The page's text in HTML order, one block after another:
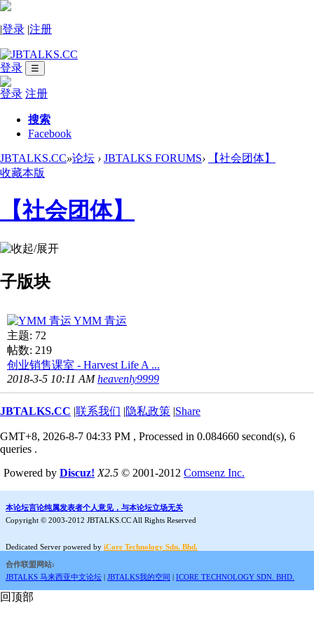
|登录 |注册
登录 ☰
登录 注册
搜索
Facebook
JBTALKS.CC»论坛 › JBTALKS FORUMS›
【社会团体】
收藏本版
【社会团体】
子版块
YMM 青运
主题: 72
帖数: 219
创业销售课室 - Harvest Life A ...
2018-3-5 10:11 AMheavenly9999
JBTALKS.CC |联系我们 |隐私政策 |Share
GMT+8, 2026-8-7 04:33 PM , Processed in 0.084660 second(s), 6
queries .
Powered by Discuz! X2.5 © 2001-2012 Comsenz Inc.
本论坛言论纯属发表者个人意见，与本论坛立场无关
Copyright © 2003-2012 JBTALKS.CC All Rights Reserved
Dedicated Server powered by iCore Technology Sdn. Bhd.
合作联盟网站:
JBTALKS 马来西亚中文论坛 | JBTALKS我的空间 | ICORE TECHNOLOGY SDN. BHD.
回顶部